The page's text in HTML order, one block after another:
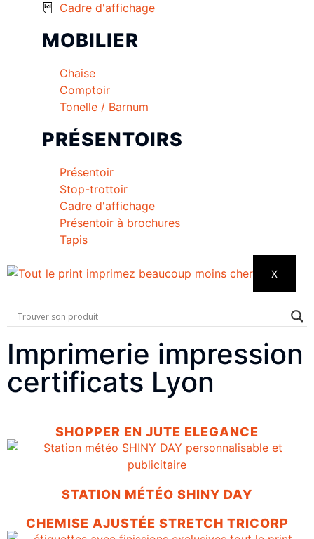
Cadre d'affichage
MOBILIER
Chaise
Comptoir
Tonelle / Barnum
PRÉSENTOIRS
Présentoir
Stop-trottoir
Cadre d'affichage
Présentoir à brochures
Tapis
X
Imprimerie impression
certificats Lyon
SHOPPER EN JUTE ELEGANCE
STATION MÉTÉO SHINY DAY
CHEMISE AJUSTÉE STRETCH TRICORP